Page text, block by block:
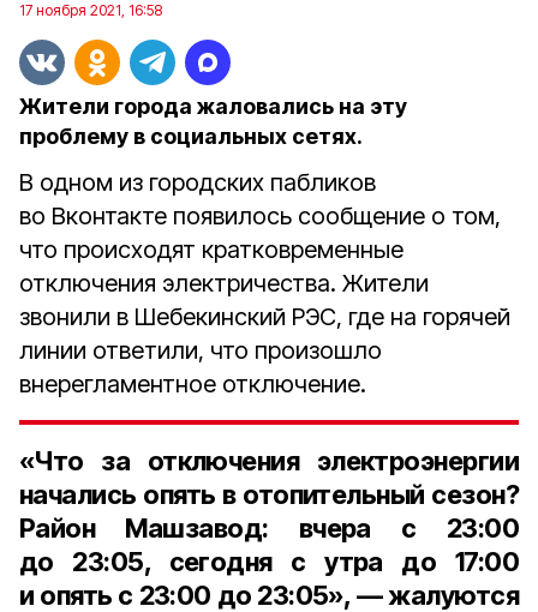
17 ноября 2021, 16:58
Жители города жаловались на эту
проблему в социальных сетях.
В одном из городских пабликов
во Вконтакте появилось сообщение о том,
что происходят кратковременные
отключения электричества. Жители
звонили в Шебекинский РЭС, где на горячей
линии ответили, что произошло
внерегламентное отключение.
«Что за отключения электроэнергии
начались опять в отопительный сезон?
Район Машзавод: вчера с 23:00
до 23:05, сегодня с утра до 17:00
и опять с 23:00 до 23:05», — жалуются